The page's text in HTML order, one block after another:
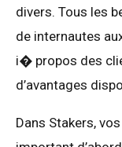
divers. Tous les
de internautes
i� propos des
d’avantages
Dans Stakers,